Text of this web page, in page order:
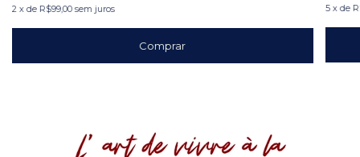
2 x de R$99,00 sem juros
Comprar
5 x de